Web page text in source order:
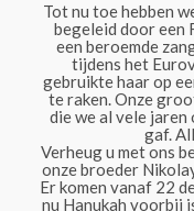
Tot nu toe hebben
begeleid door een
een beroemde
tijdens het
gebruikte haar op
te raken. Onze
die we al vele jaren
gaf.
Verheug u met ons
onze broeder
Er komen vanaf 22
nu Hanukah voorbij